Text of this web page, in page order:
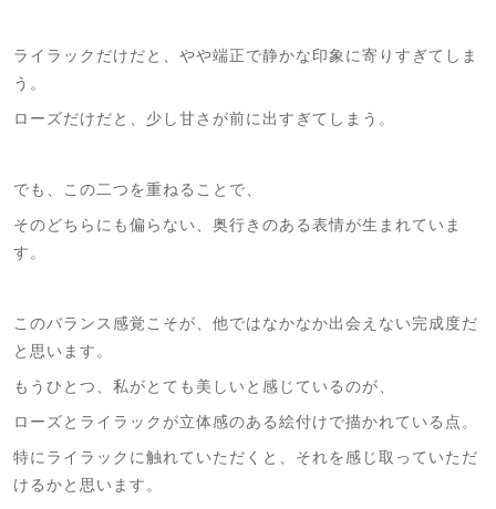
ライラックだけだと、やや端正で静かな印象に寄りすぎてしま
う。
ローズだけだと、少し甘さが前に出すぎてしまう。
でも、この二つを重ねることで、
そのどちらにも偏らない、奥行きのある表情が生まれていま
す。
このバランス感覚こそが、他ではなかなか出会えない完成度だ
と思います。
もうひとつ、私がとても美しいと感じているのが、
ローズとライラックが立体感のある絵付けで描かれている点。
特にライラックに触れていただくと、それを感じ取っていただ
けるかと思います。